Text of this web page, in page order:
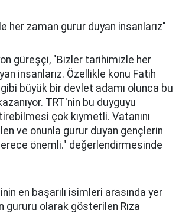
her zaman gurur duyan insanlarız"
güreşçi, "Bizler tarihimizle her
insanlarız. Özellikle konu Fatih
büyük bir devlet adamı olunca bu
TRT'nin bu duyguyu
çok kıymetli. Vatanını
ve onunla gurur duyan gençlerin
önemli." değerlendirmesinde
en başarılı isimleri arasında yer
gururu olarak gösterilen Rıza